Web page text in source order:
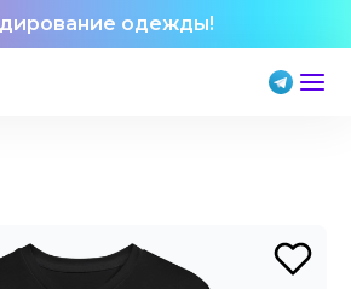
одежды!